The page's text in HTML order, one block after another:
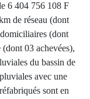
6 404 756 108 F
de réseau (dont
(dont
03 achevées),
du bassin de
avec une
sont en